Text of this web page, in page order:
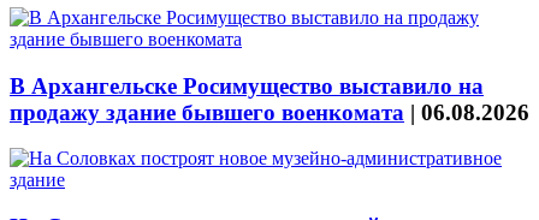
В Архангельске Росимущество выставило на
продажу здание бывшего военкомата | 06.08.2026